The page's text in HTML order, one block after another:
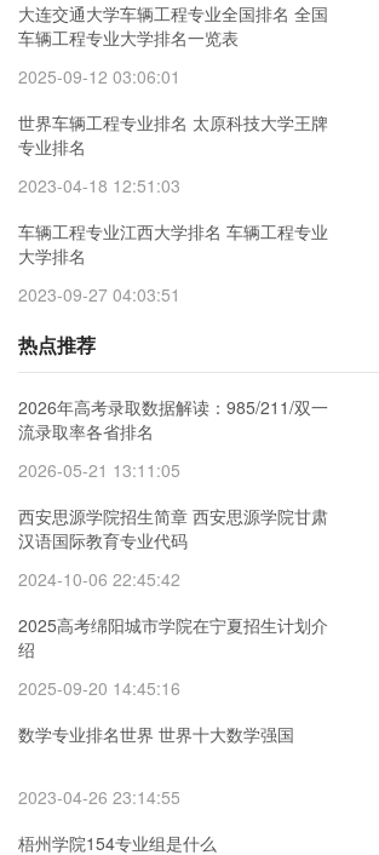
大连交通大学车辆工程专业全国排名 全国
车辆工程专业大学排名一览表
2025-09-12 03:06:01
世界车辆工程专业排名 太原科技大学王牌
专业排名
2023-04-18 12:51:03
车辆工程专业江西大学排名 车辆工程专业
大学排名
2023-09-27 04:03:51
热点推荐
2026年高考录取数据解读：985/211/双一
流录取率各省排名
2026-05-21 13:11:05
西安思源学院招生简章 西安思源学院甘肃
汉语国际教育专业代码
2024-10-06 22:45:42
2025高考绵阳城市学院在宁夏招生计划介
绍
2025-09-20 14:45:16
数学专业排名世界 世界十大数学强国
2023-04-26 23:14:55
梧州学院154专业组是什么